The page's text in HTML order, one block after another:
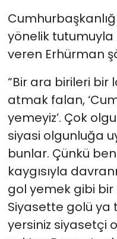
yönelik tutumuyla
veren Erhürman
“Bir ara birileri bir
atmak falan,
yemeyiz’. Çok
siyasi olgunluğa
bunlar. Çünkü
kaygısıyla
gol yemek gibi
Siyasette golü ya
yersiniz siyasetçi